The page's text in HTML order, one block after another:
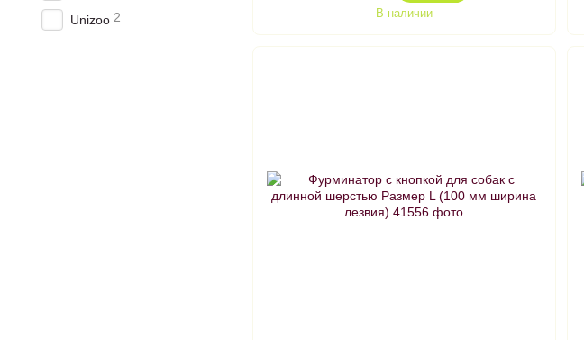
В наличии
Unizoo 2